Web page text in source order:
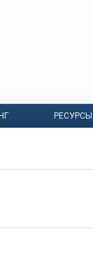
РЕСУРСЫ